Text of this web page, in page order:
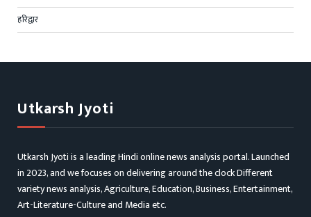
हरिद्वार
Utkarsh Jyoti
Utkarsh Jyoti is a leading Hindi online news analysis portal. Launched
in 2023, and we focuses on delivering around the clock Different
variety news analysis, Agriculture, Education, Business, Entertainment,
Art-Literature-Culture and Media etc.